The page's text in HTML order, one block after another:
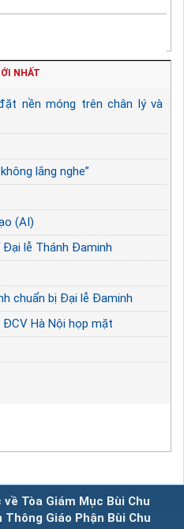
NHẤT
nền móng trên chân lý và
lắng nghe”
(AI)
Đại lễ Thánh Đaminh
chuẩn bị Đại lễ Đaminh
ĐCV Hà Nội họp mặt
Tòa Giám Mục Bùi Chu
Giáo Phận Bùi Chu